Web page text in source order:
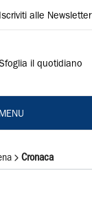
Iscriviti alle Newsletter
il quotidiano
MENU
Cronaca